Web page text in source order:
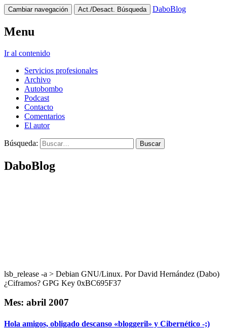
Cambiar navegación Act./Desact. Búsqueda DaboBlog
Menu
Ir al contenido
Servicios profesionales
Archivo
Autobombo
Podcast
Contacto
Comentarios
El autor
Búsqueda:
DaboBlog
lsb_release -a > Debian GNU/Linux. Por David Hernández (Dabo)
¿Ciframos? GPG Key 0xBC695F37
Mes: abril 2007
Hola amigos, obligado descanso «bloggeril» y Cibernético -;)